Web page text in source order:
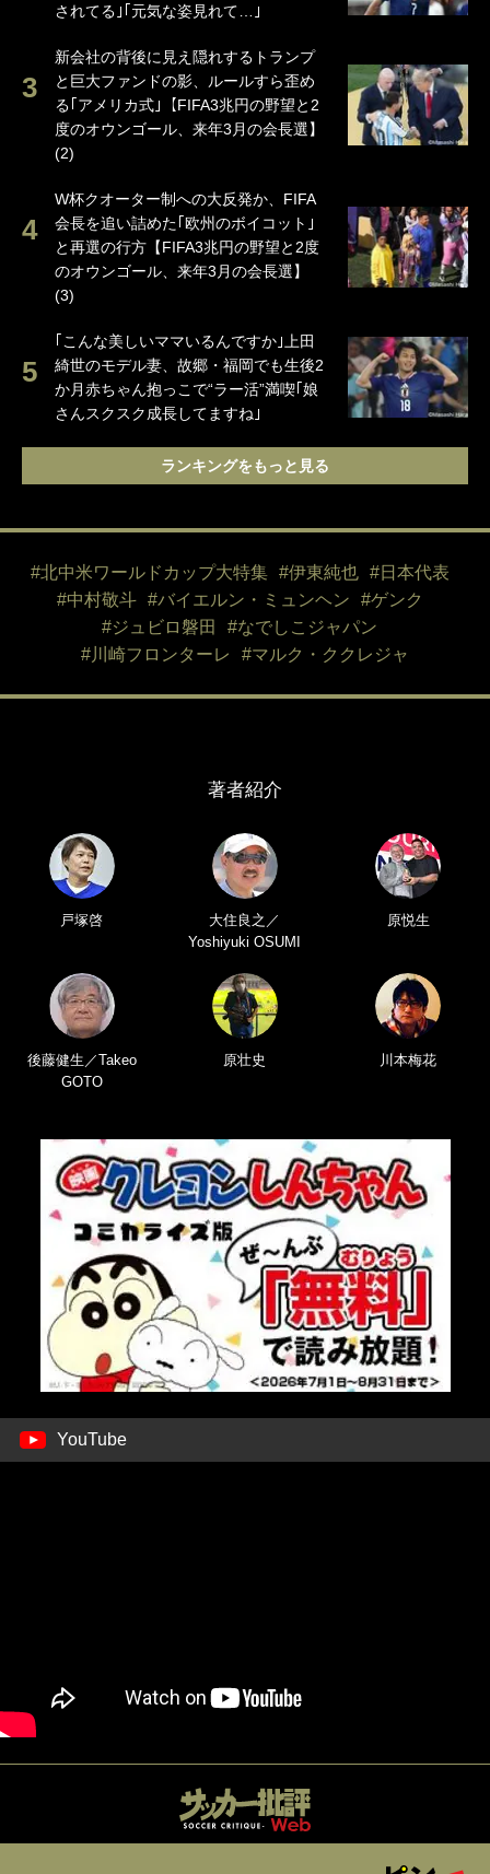
されてる｣｢元気な姿見れて…｣
新会社の背後に見え隠れするトランプ
と巨大ファンドの影、ルールすら歪め
る｢アメリカ式｣【FIFA3兆円の野望と2
度のオウンゴール、来年3月の会長選】
(2)
W杯クオーター制への大反発か、FIFA
会長を追い詰めた｢欧州のボイコット｣
と再選の行方【FIFA3兆円の野望と2度
のオウンゴール、来年3月の会長選】
(3)
｢こんな美しいママいるんですか｣上田
綺世のモデル妻、故郷・福岡でも生後2
か月赤ちゃん抱っこで“ラー活”満喫｢娘
さんスクスク成長してますね｣
ランキングをもっと見る
#北中米ワールドカップ大特集 #伊東純也
#日本代表
#中村敬斗
#バイエルン・ミュンヘン
#ゲンク
#ジュビロ磐田
#なでしこジャパン
#川崎フロンターレ
#マルク・ククレジャ
著者紹介
戸塚啓
大住良之／
Yoshiyuki OSUMI
原悦生
後藤健生／Takeo
GOTO
原壮史 川本梅花
YouTube